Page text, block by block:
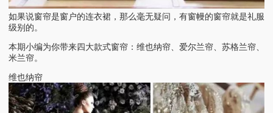
如果说窗帘是窗户的连衣裙，那么毫无疑问，有窗幔的窗帘就是礼服
级别的。
本期小编为你带来四大款式窗帘：维也纳帘、爱尔兰帘、苏格兰帘、
米兰帘。
维也纳帘